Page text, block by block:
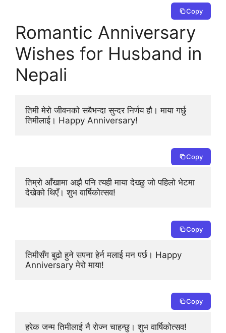
Copy
Romantic Anniversary
Wishes for Husband in
Nepali
तिमी मेरो जीवनको सबैभन्दा सुन्दर निर्णय हौ। माया गर्छु
तिमीलाई। Happy Anniversary!
Copy
तिम्रो आँखामा अझै पनि त्यही माया देख्छु जो पहिलो भेटमा
देखेको थिएँ। शुभ वार्षिकोत्सव!
Copy
तिमीसँग बुढो हुने सपना हेर्न मलाई मन पर्छ। Happy
Anniversary मेरो माया!
Copy
हरेक जन्म तिमीलाई नै रोज्न चाहन्छु। शुभ वार्षिकोत्सव!